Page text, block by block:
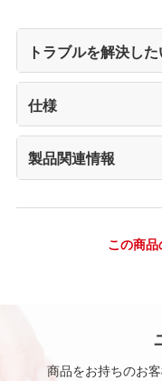
トラブルを解決し
仕様
製品関連情報
この商
商品をお持ちのお